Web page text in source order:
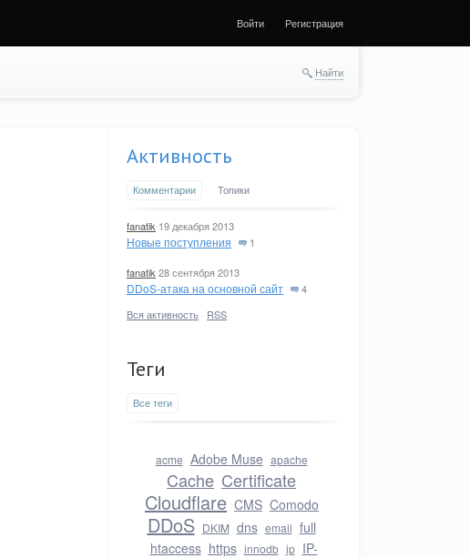
Войти Регистрация
Найти
Активность
Комментарии Топики
fanatik 19 декабря 2013
Новые поступления 1
fanatik 28 сентября 2013
DDoS-атака на основной сайт
4
Вся активность · RSS
Теги
Все теги
acme Adobe Muse apache
Cache Certificate
Cloudflare CMS Comodo
DDoS DKIM dns email full
htaccess https innodb ip IP-